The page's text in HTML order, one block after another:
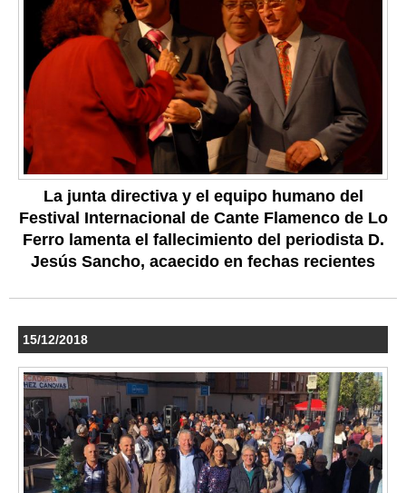
La junta directiva y el equipo humano del
Festival Internacional de Cante Flamenco de Lo
Ferro lamenta el fallecimiento del periodista D.
Jesús Sancho, acaecido en fechas recientes
15/12/2018